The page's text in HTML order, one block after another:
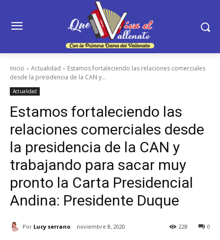
Inicio Actualidad
Estamos fortaleciendo las relaciones comerciales
desde la presidencia de la CAN y...
Actualidad
Estamos fortaleciendo las
relaciones comerciales desde
la presidencia de la CAN y
trabajando para sacar muy
pronto la Carta Presidencial
Andina: Presidente Duque
Por Lucy serrano noviembre 8, 2020 0
228